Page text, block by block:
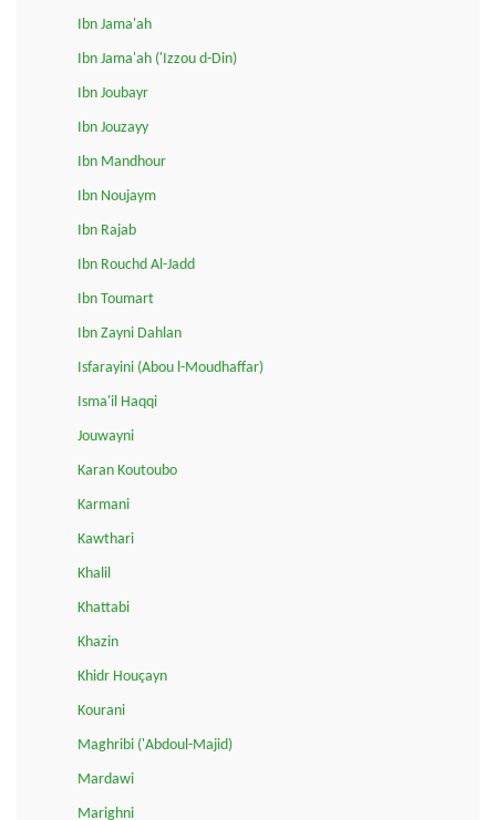
Ibn Jama'ah
Ibn Jama'ah ('Izzou d-Din)
Ibn Joubayr
Ibn Jouzayy
Ibn Mandhour
Ibn Noujaym
Ibn Rajab
Ibn Rouchd Al-Jadd
Ibn Toumart
Ibn Zayni Dahlan
Isfarayini (Abou l-Moudhaffar)
Isma'il Haqqi
Jouwayni
Karan Koutoubo
Karmani
Kawthari
Khalil
Khattabi
Khazin
Khidr Houçayn
Kourani
Maghribi ('Abdoul-Majid)
Mardawi
Marighni